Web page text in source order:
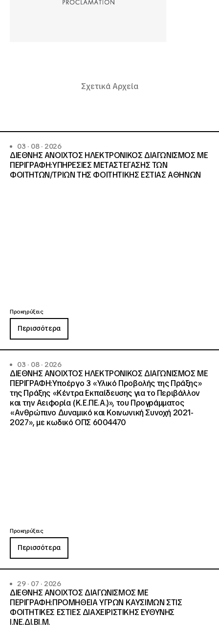
Σχετικά Αρχεία
03 · 08 · 2026
ΔΙΕΘΝΗΣ ΑΝΟΙΧΤΟΣ ΗΛΕΚΤΡΟΝΙΚΟΣ ΔΙΑΓΩΝΙΣΜΟΣ ΜΕ
ΠΕΡΙΓΡΑΦΗ:ΥΠΗΡΕΣΙΕΣ METAΣΤΕΓΑΣΗΣ ΤΩΝ
ΦΟΙΤΗΤΩΝ/ΤΡΙΩΝ ΤΗΣ ΦΟΙΤΗΤΙΚΗΣ ΕΣΤΙΑΣ ΑΘΗΝΩΝ
Προκηρύξεις
Περισσότερα
03 · 08 · 2026
ΔΙΕΘΝΗΣ ΑΝΟΙΧΤΟΣ ΗΛΕΚΤΡΟΝΙΚΟΣ ΔΙΑΓΩΝΙΣΜΟΣ ΜΕ
ΠΕΡΙΓΡΑΦΗ:Υποέργο 3 «Υλικό Προβολής της Πράξης»
της Πράξης «Κέντρα Εκπαίδευσης για το Περιβάλλον
και την Αειφορία (Κ.Ε.ΠΕ.Α.)», του Προγράμματος
«Ανθρώπινο Δυναμικό και Κοινωνική Συνοχή 2021-
2027», με κωδικό ΟΠΣ 6004470
Προκηρύξεις
Περισσότερα
29 · 07 · 2026
ΔΙΕΘΝΗΣ ΑΝΟΙΧΤΟΣ ΔΙΑΓΩΝΙΣΜΟΣ ΜΕ
ΠΕΡΙΓΡΑΦΗ:ΠΡΟΜΗΘΕΙΑ ΥΓΡΩΝ ΚΑΥΣΙΜΩΝ ΣΤΙΣ
ΦΟΙΤΗΤΙΚΕΣ ΕΣΤΙΕΣ ΔΙΑΧΕΙΡΙΣΤΙΚΗΣ ΕΥΘΥΝΗΣ
Ι.ΝΕ.ΔΙ.ΒΙ.Μ.